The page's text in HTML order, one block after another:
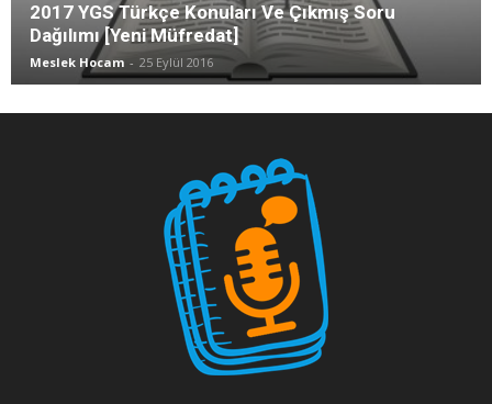
2017 YGS Türkçe Konuları Ve Çıkmış Soru
Dağılımı [Yeni Müfredat]
Meslek Hocam - 25 Eylül 2016